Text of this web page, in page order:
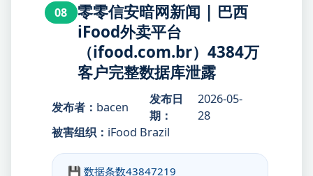
08
零零信安暗网新闻 | 巴西
iFood外卖平台
（ifood.com.br）4384万
客户完整数据库泄露
发布者： bacen
发布日
期：
2026-05-
28
被害组织： iFood Brazil
💾 数据条数43847219